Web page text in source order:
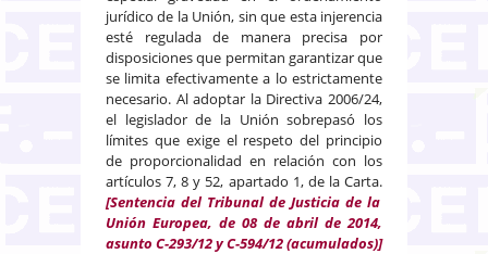
jurídico de la Unión, sin que esta injerencia
esté regulada de manera precisa por
disposiciones que permitan garantizar que
se limita efectivamente a lo estrictamente
necesario. Al adoptar la Directiva 2006/24,
el legislador de la Unión sobrepasó los
límites que exige el respeto del principio
de proporcionalidad en relación con los
artículos 7, 8 y 52, apartado 1, de la Carta.
[Sentencia del Tribunal de Justicia de la
Unión Europea, de 08 de abril de 2014,
asunto C-293/12 y C-594/12 (acumulados)]